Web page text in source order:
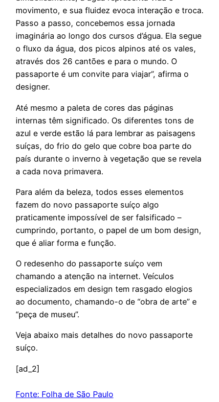
movimento, e sua fluidez evoca interação e troca.
Passo a passo, concebemos essa jornada
imaginária ao longo dos cursos d’água. Ela segue
o fluxo da água, dos picos alpinos até os vales,
através dos 26 cantões e para o mundo. O
passaporte é um convite para viajar”, afirma o
designer.
Até mesmo a paleta de cores das páginas
internas têm significado. Os diferentes tons de
azul e verde estão lá para lembrar as paisagens
suíças, do frio do gelo que cobre boa parte do
país durante o inverno à vegetação que se revela
a cada nova primavera.
Para além da beleza, todos esses elementos
fazem do novo passaporte suíço algo
praticamente impossível de ser falsificado –
cumprindo, portanto, o papel de um bom design,
que é aliar forma e função.
O redesenho do passaporte suíço vem
chamando a atenção na internet. Veículos
especializados em design tem rasgado elogios
ao documento, chamando-o de “obra de arte” e
“peça de museu”.
Veja abaixo mais detalhes do novo passaporte
suíço.
[ad_2]
Fonte: Folha de São Paulo